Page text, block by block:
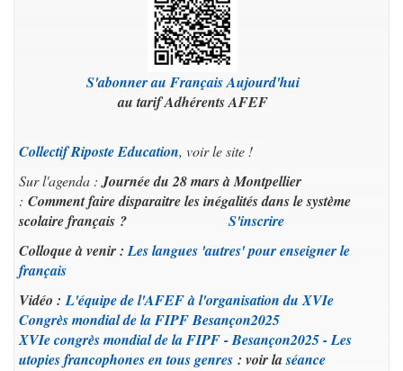
S'abonner au Français Aujourd'hui
au tarif Adhérents AFEF
Collectif Riposte Education, voir le site !
Sur l'agenda : Journée du 28 mars à Montpellier
: Comment faire disparaitre les inégalités dans le système
scolaire français ? S'inscrire
Colloque à venir :Les langues 'autres' pour enseigner le
français
Vidéo :L'équipe de l'AFEF à l'organisation du XVIe
Congrès mondial de la FIPF Besançon2025
XVIe congrès mondial de la FIPF - Besançon2025 - Les
utopies francophones en tous genres : voir laséance